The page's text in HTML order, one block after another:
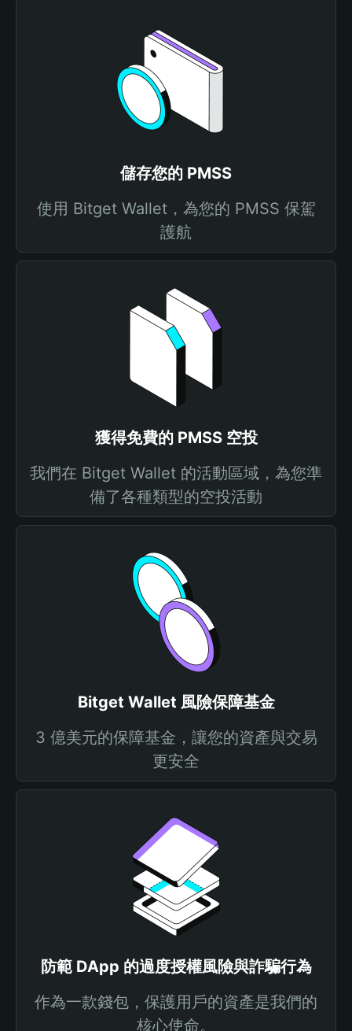
儲存您的 PMSS
使用 Bitget Wallet，為您的 PMSS 保駕
護航
獲得免費的 PMSS 空投
我們在 Bitget Wallet 的活動區域，為您準
備了各種類型的空投活動
Bitget Wallet 風險保障基金
3 億美元的保障基金，讓您的資產與交易
更安全
防範 DApp 的過度授權風險與詐騙行為
作為一款錢包，保護用戶的資產是我們的
核心使命。